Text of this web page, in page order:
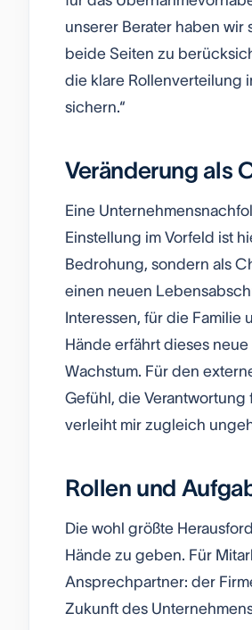
unserer Berater haben wir
beide Seiten zu
die klare Rollenverteilung
sichern.“
Veränderung als
Eine
Einstellung im Vorfeld ist
Bedrohung, sondern als
einen neuen
Interessen, für die Familie
Hände erfährt dieses
Wachstum. Für den
Gefühl, die
verleiht mir zugleich
Rollen und
Die wohl größte
Hände zu geben. Für
Ansprechpartner: der
Zukunft des